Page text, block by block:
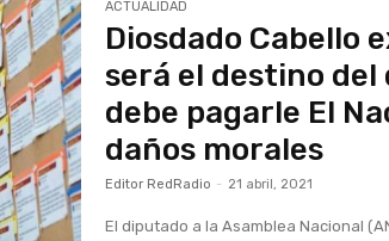
ACTUALIDAD
Diosdado Cabello
será el destino del
debe pagarle El
daños morales
Editor RedRadio - 21 abril, 2021
El diputado a la Asamblea Nacional